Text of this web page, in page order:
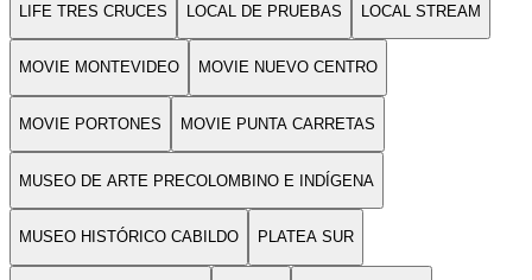
LIFE TRES CRUCES LOCAL DE PRUEBAS LOCAL STREAM
MOVIE MONTEVIDEO MOVIE NUEVO CENTRO
MOVIE PORTONES MOVIE PUNTA CARRETAS
MUSEO DE ARTE PRECOLOMBINO E INDÍGENA
MUSEO HISTÓRICO CABILDO PLATEA SUR